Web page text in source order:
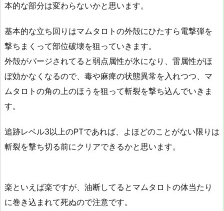
本的な部分は変わらないかと思います。
基本的な立ち回りはマムタロトの外殻にひたすら電撃弾を
撃ちまくって部位破壊を狙っていきます。
外殻がパージされてると弱点属性が氷になり、雷属性がほ
ぼ効かなくなるので、毒や麻痺の状態異常を入れつつ、マ
ムタロトの角の上のほうを狙って斬裂を撃ち込んでいきま
す。
追跡レベル3以上のPTであれば、よほどのことがない限りは
斬裂を撃ち切る前にクリアできるかと思います。
楽といえば楽ですが、油断してるとマムタロトの体当たり
に巻き込まれて死ぬので注意です。